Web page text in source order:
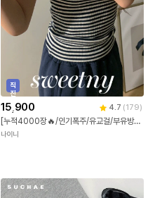
직
진
배
송
15,900 4.7 (179)
[누적4000장🔥/인기폭주/유교걸/부유방/여행룩] 메이폴 단가라 스트라이프 민소매 나시
나이니